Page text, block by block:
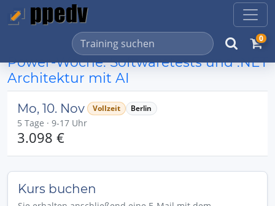
0
Power-Woche: Softwaretests und .NET
Architektur mit AI
Mo, 10. Nov Vollzeit Berlin
5 Tage · 9-17 Uhr
3.098 €
Kurs buchen